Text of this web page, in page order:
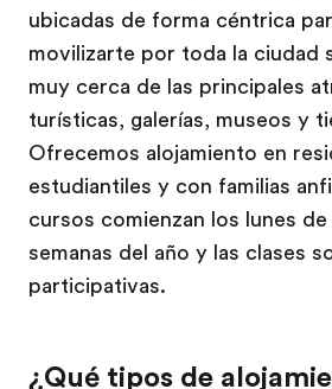
ubicadas de forma céntrica
movilizarte por toda la ciudad
muy cerca de las principales
turísticas, galerías, museos y
Ofrecemos alojamiento en
estudiantiles y con familias
cursos comienzan los lunes
semanas del año y las clases
participativas.
¿Qué tipos de